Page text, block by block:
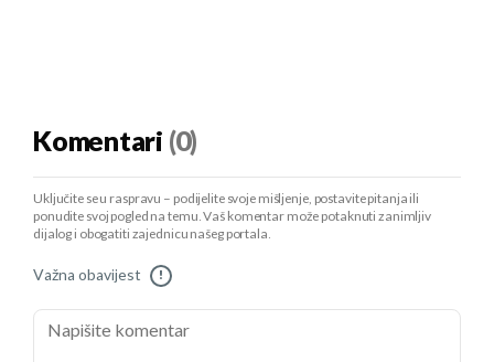
Komentari (0)
Uključite se u raspravu – podijelite svoje mišljenje, postavite pitanja ili
ponudite svoj pogled na temu. Vaš komentar može potaknuti zanimljiv
dijalog i obogatiti zajednicu našeg portala.
Važna obavijest !